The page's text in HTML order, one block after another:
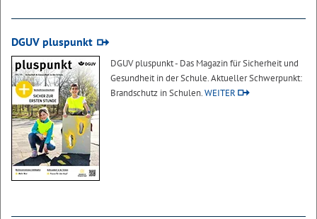
DGUV pluspunkt
DGUV pluspunkt - Das Magazin für Sicherheit und
Gesundheit in der Schule. Aktueller Schwerpunkt:
Brandschutz in Schulen.WEITER